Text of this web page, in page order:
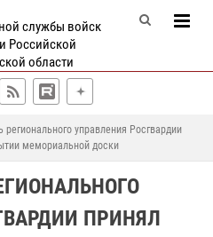
службы войск
Российской
области
регионального управления Росгвардии
мемориальной доски
ПРИНЯЛ